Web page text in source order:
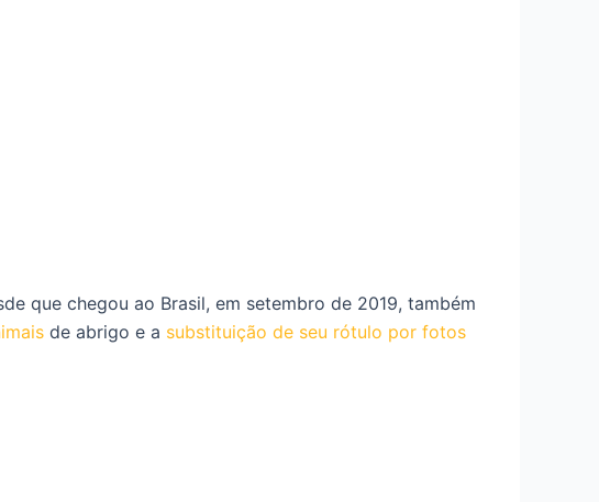
que chegou ao Brasil, em setembro de 2019, também
de abrigo e a substituição de seu rótulo por fotos